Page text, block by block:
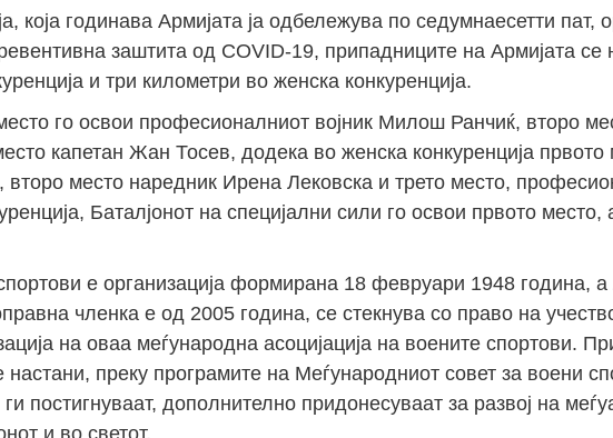
која годинава Армијата ја одбележува по седумнаесетти пат,
заштита од COVID-19, припадниците на Армијата се
и три километри во женска конкуренција.
го освои професионалниот војник Милош Ранчиќ, второ
капетан Жан Тосев, додека во женска конкуренција
место наредник Ирена Лековска и трето место,
Баталјонот на специјални сили го освои првото место,
е организација формирана 18 февруари 1948 година, а
членка е од 2005 година, се стекнува со право на
на оваа меѓународна асоцијација на воените спортови.
настани, преку програмите на Меѓународниот совет за воени
постигнуваат, дополнително придонесуваат за развој на
и во светот.